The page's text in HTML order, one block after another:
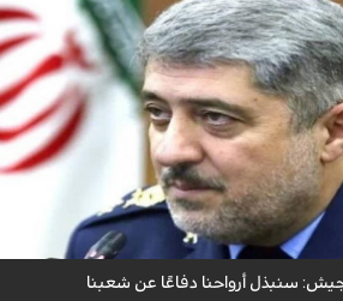
الايراني العميد الطيار بهمن بهمرد "ان القوات
دفاعًا عن الشعب الإيراني".
سنبذل أرواحنا دفاعًا عن شعبنا